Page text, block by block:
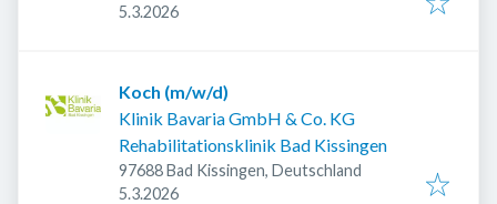
Veröffentlicht
5.3.2026
Koch (m/w/d)
Klinik Bavaria GmbH & Co. KG
Rehabilitationsklinik Bad Kissingen
97688 Bad Kissingen, Deutschland
Veröffentlicht
5.3.2026